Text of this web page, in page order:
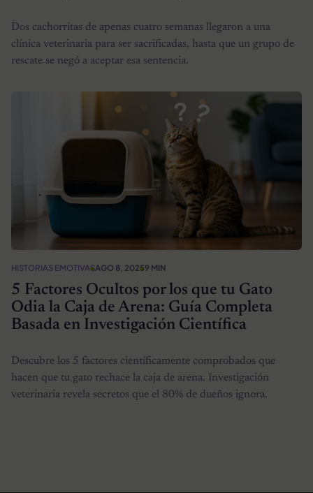
Dos cachorritas de apenas cuatro semanas llegaron a una
clínica veterinaria para ser sacrificadas, hasta que un grupo de
rescate se negó a aceptar esa sentencia.
HISTORIAS EMOTIVASAGO 8, 20259 MIN
5 Factores Ocultos por los que tu Gato
Odia la Caja de Arena: Guía Completa
Basada en Investigación Científica
Descubre los 5 factores científicamente comprobados que
hacen que tu gato rechace la caja de arena. Investigación
veterinaria revela secretos que el 80% de dueños ignora.